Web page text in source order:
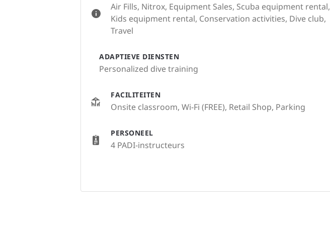
Air Fills, Nitrox, Equipment Sales, Scuba equipment rental,
Kids equipment rental, Conservation activities, Dive club,
Travel
ADAPTIEVE DIENSTEN
Personalized dive training
FACILITEITEN
Onsite classroom, Wi-Fi (FREE), Retail Shop, Parking
PERSONEEL
4 PADI-instructeurs